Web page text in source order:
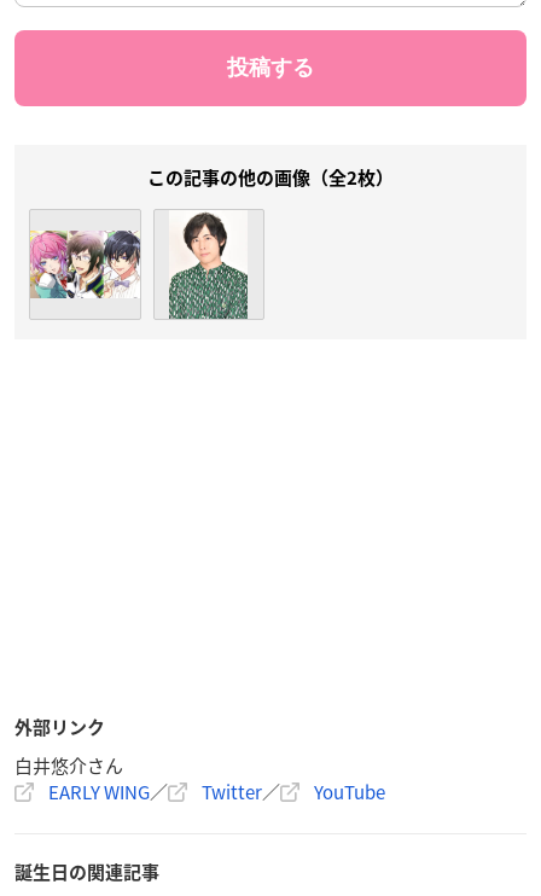
この記事の他の画像（全2枚）
外部リンク
白井悠介さん
EARLY WING／ Twitter／ YouTube
誕生日の関連記事